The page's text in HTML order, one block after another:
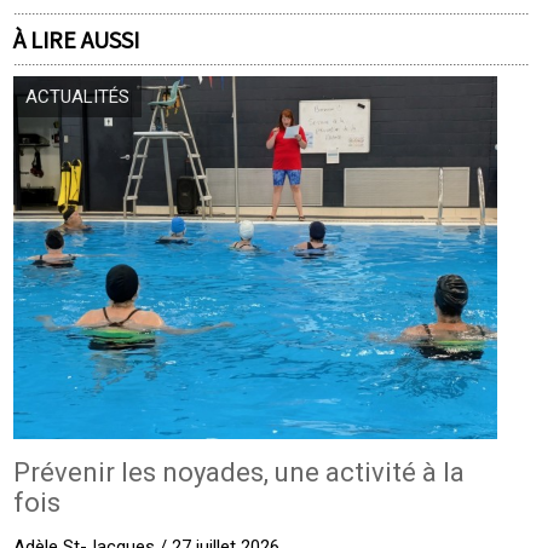
À LIRE AUSSI
ACTUALITÉS
Prévenir les noyades, une activité à la
fois